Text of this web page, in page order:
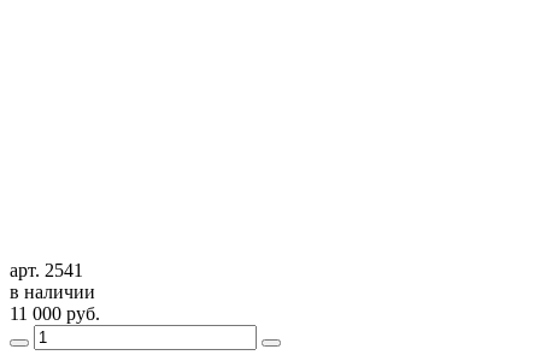
арт. 2541
в наличии
11 000 руб.